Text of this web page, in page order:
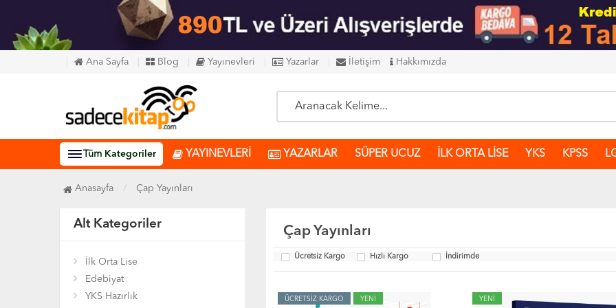
Ana Sayfa Blog Yayınevleri Yazarlar İletişim Hakkımızda
Tüm Kategoriler YAYINEVLERİ YAZARLAR SÜPER UCUZ İLK ORTA LİSE YKS KPSS
Anasayfa Çap Yayınları
Alt Kategoriler
İlk Orta Lise
Edebiyat
YKS Hazırlık
Çap Yayınları
Ücretsiz Kargo Hızlı Kargo İndirimde
ÜCRETSİZ KARGO YENİ YENİ